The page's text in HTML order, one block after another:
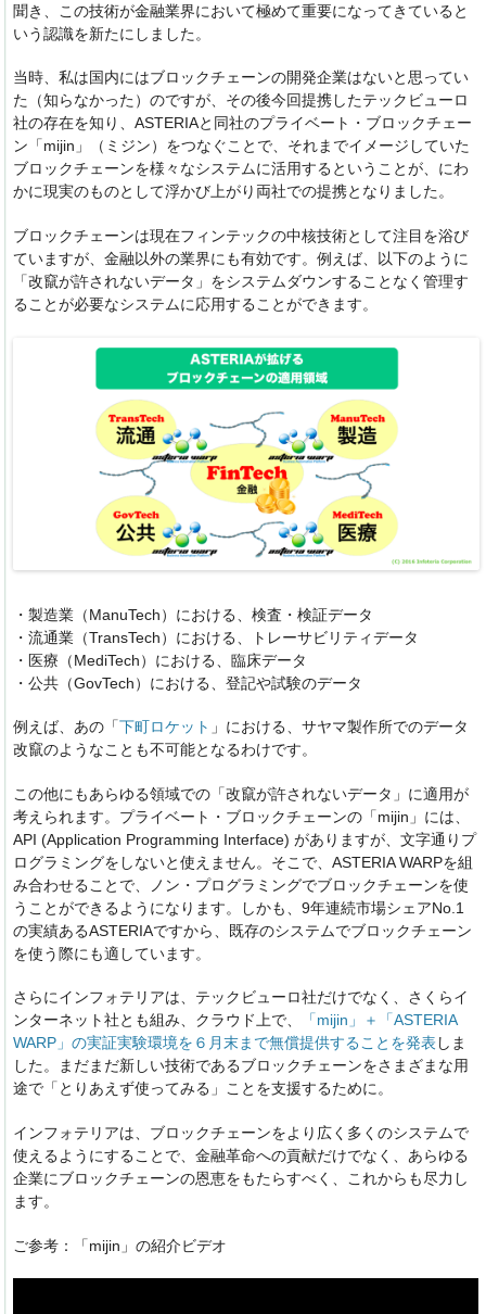
聞き、この技術が金融業界において極めて重要になってきていると
いう認識を新たにしました。
当時、私は国内にはブロックチェーンの開発企業はないと思ってい
た（知らなかった）のですが、その後今回提携したテックビューロ
社の存在を知り、ASTERIAと同社のプライベート・ブロックチェー
ン「mijin」（ミジン）をつなぐことで、それまでイメージしていた
ブロックチェーンを様々なシステムに活用するということが、にわ
かに現実のものとして浮かび上がり両社での提携となりました。
ブロックチェーンは現在フィンテックの中核技術として注目を浴び
ていますが、金融以外の業界にも有効です。例えば、以下のように
「改竄が許されないデータ」をシステムダウンすることなく管理す
ることが必要なシステムに応用することができます。
・製造業（ManuTech）における、検査・検証データ
・流通業（TransTech）における、トレーサビリティデータ
・医療（MediTech）における、臨床データ
・公共（GovTech）における、登記や試験のデータ
例えば、あの「下町ロケット 」における、サヤマ製作所でのデータ
改竄のようなことも不可能となるわけです。
この他にもあらゆる領域での「改竄が許されないデータ」に適用が
考えられます。プライベート・ブロックチェーンの「mijin」には、
API (Application Programming Interface) がありますが、文字通りプ
ログラミングをしないと使えません。そこで、ASTERIA WARPを組
み合わせることで、ノン・プログラミングでブロックチェーンを使
うことができるようになります。しかも、9年連続市場シェアNo.1
の実績あるASTERIAですから、既存のシステムでブロックチェーン
を使う際にも適しています。
さらにインフォテリアは、テックビューロ社だけでなく、さくらイ
ンターネット社とも組み、クラウド上で、
「mijin」＋「ASTERIA
WARP」の実証実験環境を６月末まで無償提供することを発表 しま
した。まだまだ新しい技術であるブロックチェーンをさまざまな用
途で「とりあえず使ってみる」ことを支援するために。
インフォテリアは、ブロックチェーンをより広く多くのシステムで
使えるようにすることで、金融革命への貢献だけでなく、あらゆる
企業にブロックチェーンの恩恵をもたらすべく、これからも尽力し
ます。
ご参考：「mijin」の紹介ビデオ